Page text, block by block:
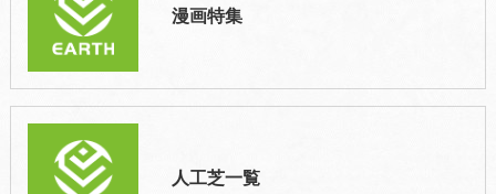
漫画特集
人工芝一覧